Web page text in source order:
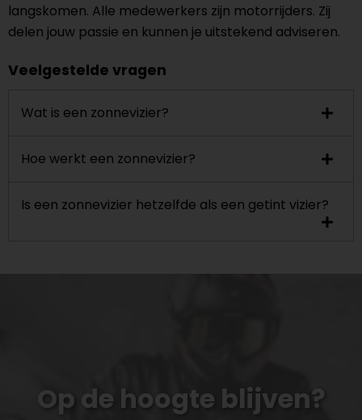
langskomen. Alle medewerkers zijn motorrijders. Zij
delen jouw passie en kunnen je uitstekend adviseren.
Veelgestelde vragen
Wat is een zonnevizier?
Hoe werkt een zonnevizier?
Is een zonnevizier hetzelfde als een getint vizier?
Op de hoogte blijven?